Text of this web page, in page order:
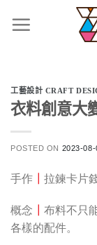
工藝設計 CRAFT
衣料創意大
POSTED ON 2023-08-
手作 拉鍊卡片
概念
布料不只
各樣的配件。